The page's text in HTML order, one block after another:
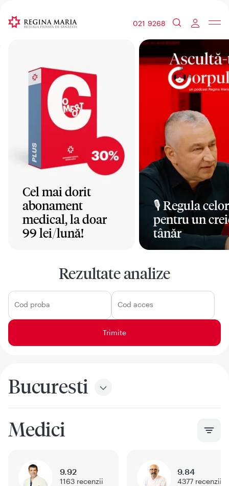
021 9268
Cel mai dorit
abonament
medical, la doar
99 lei/lună!
🎙️ Regula
pentru un
tânăr
Rezultate analize
Cod proba Cod acces
Bucuresti
Medici
9.92
1163 recenzii
9.84
4377 recenzii